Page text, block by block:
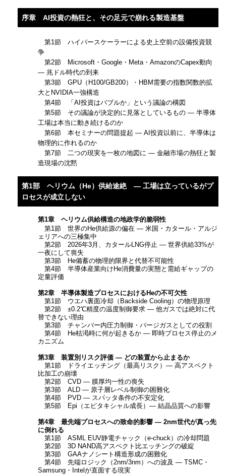
序章 AI投資の熱狂と、その足元で崩れる製造基盤
第1節 ハイパースケーラーによる史上空前の設備投資競
争
第2節 Microsoft・Google・Meta・AmazonのCapex動向
― 兆ドル時代の到来
第3節 GPU（H100/GB200）・HBM需要の指数関数的拡
大とNVIDIA一強構造
第4節 「AI投資はバブルか」という議論の構図
第5節 その議論が決定的に見落としているもの ― 半導体
工場は本当に動き続けるのか
第6節 本セミナーの問題提起 ― AI投資以前に、半導体は
物理的に作れるのか
第7節 二つの現実を一枚の地図に ― 金融市場の熱狂と製
造現場の沈黙
第1部 ヘリウム（He）供給途絶 ― 工場は立っているがプ
ロセスが成立しない
第1章 ヘリウム供給構造の地政学的脆弱性
第1節 世界のHe供給源の偏在 ― 米国・カタール・アルジ
ェリアへの三極集中
第2節 2026年3月、カタールLNG停止 ― 世界供給33%が
一夜にして喪失
第3節 He備蓄の物理的限界と代替不可能性
第4節 半導体産業向けHe消費量の実態と需給ギャップの
定量評価
第2章 半導体製造プロセスにおけるHeの不可欠性
第1節 ウエハ裏面冷却（Backside Cooling）の物理原理
第2節 ±0.2℃精度の温度制御要求 ― 他ガスでは絶対に代
替できない理由
第3節 チャンバー内圧力制御・パージガスとしての役割
第4節 He枯渇時に何が起きるか ― 即時プロセス停止のメ
カニズム
第3章 装置別リスク評価 ― どの装置から止まるか
第1節 ドライエッチング（最高リスク）― 高アスペクト
比加工の崩壊
第2節 CVD ― 膜厚均一性の喪失
第3節 ALD ― 原子層レベル制御の困難化
第4節 PVD ― スパッタ条件の不安定化
第5節 Epi（エピタキシャル成長）― 結晶品質への影響
第4章 最先端プロセスへの致命的影響 ― 2nm世代が真っ先
に倒れる
第1節 ASML EUV静電チャック（e-chuck）の冷却問題
第2節 3D NAND高アスペクト比エッチングの破綻
第3節 GAAナノシート構造形成の困難化
第4節 先端ロジック（2nm/3nm）への波及 ― TSMC・
Samsung・Intelが直面する現実